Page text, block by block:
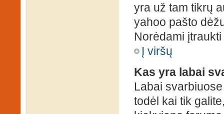
yra už tam tikrų
yahoo pašto
Norėdami
Į viršų
Kas yra labai
Labai
todėl kai tik